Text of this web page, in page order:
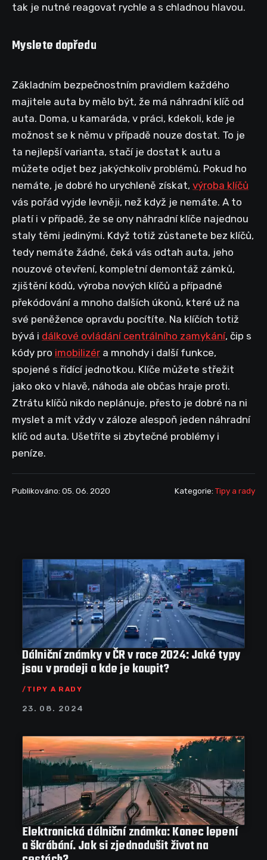
tak je nutné reagovat rychle a s chladnou hlavou.
Myslete dopředu
Základním bezpečnostním pravidlem každého
majitele auta by mělo být, že má náhradní klíč od
auta. Doma, u kamaráda, v práci, kdekoli, kde je
možnost se k němu v případě nouze dostat. To je
ta nejlepší varianta, stačí je dostat k autu a
můžete odjet bez jakýchkoliv problémů. Pokud ho
nemáte, je dobré ho urychleně získat, výroba klíčů
vás pořád vyjde levněji, než když je nemáte. A to
platí i v případě, že se ony náhradní klíče najednou
staly těmi jedinými. Když totiž zůstanete bez klíčů,
tedy nemáte žádné, čeká vás odtah auta, jeho
nouzové otevření, kompletní demontáž zámků,
zjištění kódů, výroba nových klíčů a případné
překódování a mnoho dalších úkonů, které už na
své peněžence opravdu pocítíte. Na klíčích totiž
bývá i dálkové ovládání centrálního zamykání, čip s
kódy pro imobilizér a mnohdy i další funkce,
spojené s řídící jednotkou. Klíče můžete střežit
jako oko v hlavě, náhoda ale občas hraje proti.
Ztrátu klíčů nikdo neplánuje, přesto je dobré na ni
myslet a mít vždy v záloze alespoň jeden náhradní
klíč od auta. Ušetříte si zbytečné problémy i
peníze.
Publikováno: 05. 06. 2020 Kategorie:Tipy a rady
Dálniční známky v ČR v roce 2024: Jaké typy
jsou v prodeji a kde je koupit?
TIPY A RADY
23. 08. 2024
Elektronická dálniční známka: Konec lepení
a škrábání. Jak si zjednodušit život na